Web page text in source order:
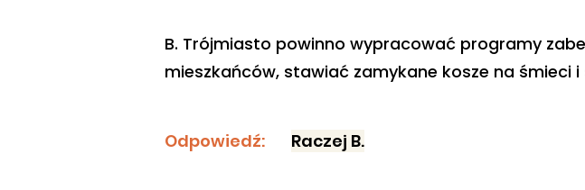
B. Trójmiasto powinno wypracować programy
mieszkańców, stawiać zamykane kosze na śmieci
Odpowiedź: Raczej B.